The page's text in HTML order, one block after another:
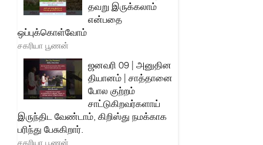
தவறு இருக்கலாம்
என்பதை
ஒப்புக்கொள்வோம்
சகரியா பூணன்
ஜனவரி 09 | அனுதின
தியானம் | சாத்தானை
போல குற்றம்
சாட்டுகிறவர்களாய்
இருந்திட வேண்டாம், கிறிஸ்து நமக்காக
பரிந்து பேசுகிறார்.
சகரியா பூணன்